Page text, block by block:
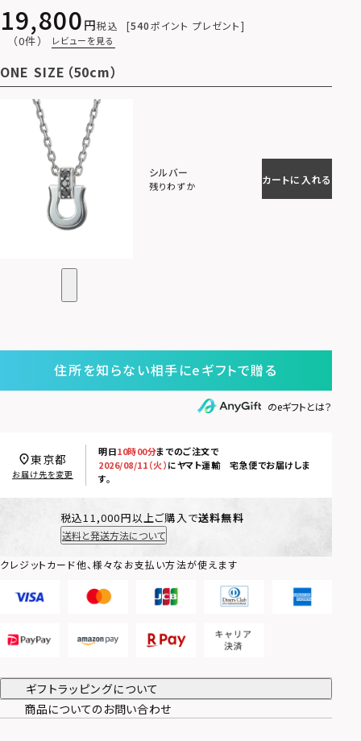
19,800 税込 540ポイント プレゼント
（0件） レビューを見る
ONE SIZE（50cm）
シルバー
残りわずか
カートに入れる
住所を知らない相手にeギフトで贈る
のeギフトとは？
明日10時00分までのご注文で
2026/08/11（火）にヤマト運輸 宅急便でお届けしま
す。
東京都
お届け先を変更
税込11,000円以上ご購入で送料無料
送料と発送方法について
クレジットカード他、様々なお支払い方法が使えます
ギフトラッピングについて
商品についてのお問い合わせ